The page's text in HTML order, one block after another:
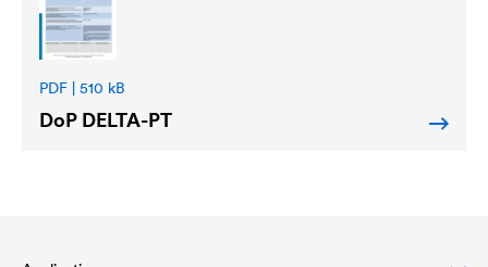
PDF | 510 kB
DoP DELTA-PT